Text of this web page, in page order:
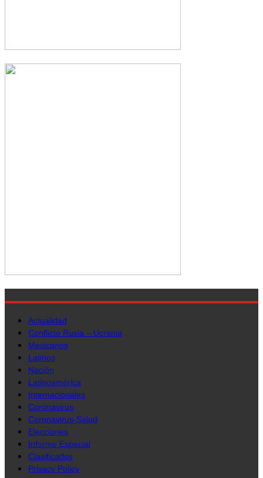
Actualidad
Conflicto Rusia – Ucrania
Mexicanos
Latinos
Nación
Latinoamérica
Internacionales
Coronavirus
Coronavirus-Salud
Elecciones
Informe Especial
Clasificados
Privacy Policy